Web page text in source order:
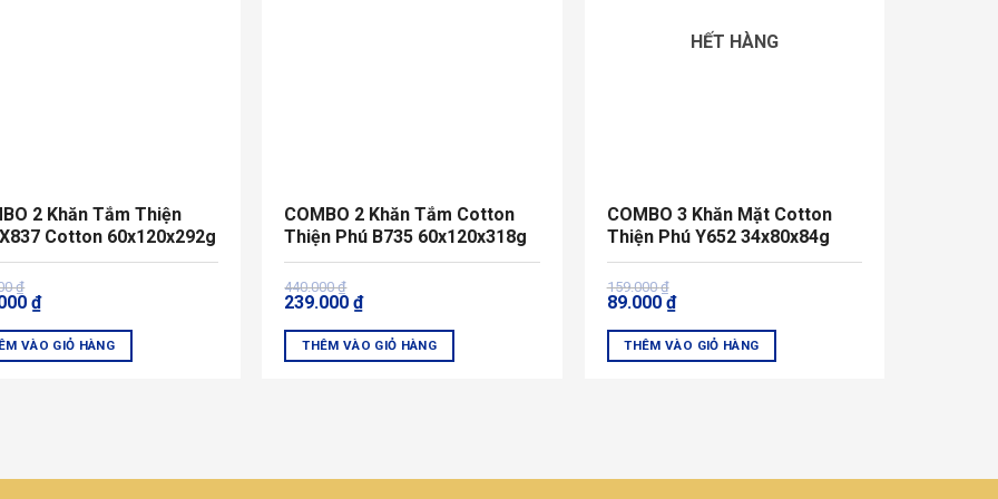
trên
trang
sản
phẩm
trên
trang
sản
phẩm
2 Khăn Tắm Thiện
Cotton 60x120x292g
₫
₫.
₫
₫.
VÀO GIỎ HÀNG
COMBO 2 Khăn Tắm Cotton
Thiện Phú B735 60x120x318g
440.000₫
Giá
gốc
440.000 ₫.
239.000₫
Giá
hiện
239.000 ₫.
THÊM VÀO GIỎ HÀNG
nhiều
HẾT HÀNG
COMBO 3 Khăn Mặt Cotton
Thiện Phú Y652 34x80x84g
159.000₫
Giá
gốc
159.000 ₫.
89.000 ₫
Giá
hiện
89.000 ₫.
THÊM VÀO GIỎ HÀNG
nhiều